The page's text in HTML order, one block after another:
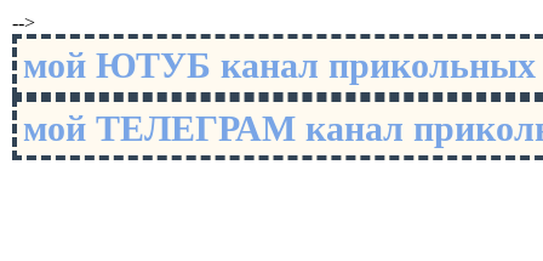
-->
мой ЮТУБ канал
мой ТЕЛЕГРАМ канал